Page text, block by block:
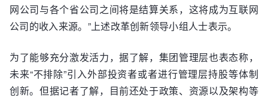
网公司与各个省公司之间将是结算关系，这将成为互联网
公司的收入来源。”上述改革创新领导小组人士表示。
为了能够充分激发活力，据了解，集团管理层也表态称，
未来“不排除”引入外部投资者或者进行管理层持股等体制
创新。但据记者了解，目前还处于政策、资源以及架构等